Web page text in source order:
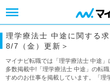
理学療法士 中途に関する
8/7（金）更新＞
マイナビ転職では「理学療法士 中途
多数掲載中!「理学療法士 中途」の転
すめのお仕事を掲載しています。「理